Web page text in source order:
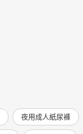
夜用成人紙尿褲